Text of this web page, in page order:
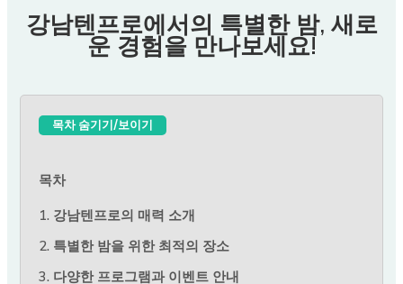
강남텐프로에서의 특별한 밤, 새로
운 경험을 만나보세요!
목차 숨기기/보이기
목차
1. 강남텐프로의 매력 소개
2. 특별한 밤을 위한 최적의 장소
3. 다양한 프로그램과 이벤트 안내